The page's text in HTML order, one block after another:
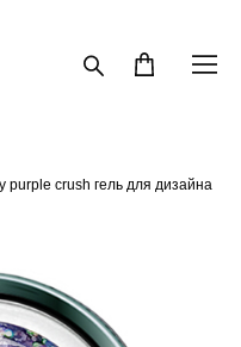
purple crush гель для дизайна